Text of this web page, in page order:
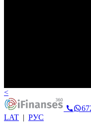
<
LAT | РУС